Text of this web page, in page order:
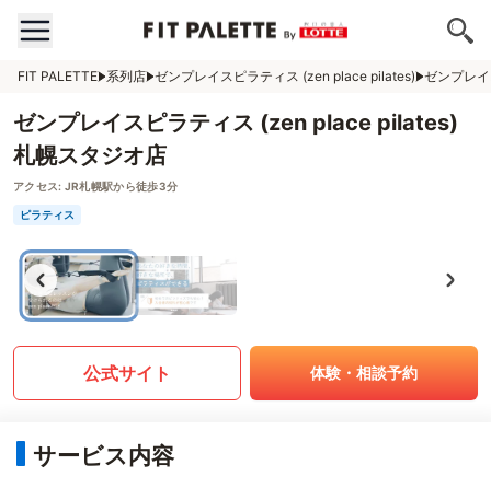
FIT PALETTE 系列店 ゼンプレイスピラティス (zen place pilates) ゼンプレ
ゼンプレイスピラティス (zen place pilates)
札幌スタジオ店
アクセス: JR札幌駅から徒歩3分
ピラティス
公式サイト 体験・相談予約
サービス内容